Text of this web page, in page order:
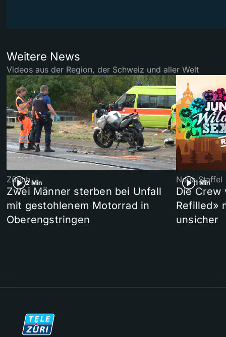
Weitere News
Videos aus der Region, der Schweiz und aller Welt
2 Min
Zürich
Zwei Männer sterben bei Unfall
mit gestohlenem Motorrad in
Oberengstringen
1 Min
Neue Staffel
Die Crew
Refilled»
unsicher